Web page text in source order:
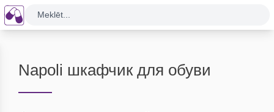
Meklēt...
Napoli шкафчик для обуви